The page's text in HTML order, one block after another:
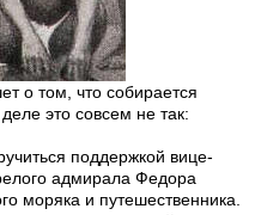
о том, что собирается
это совсем не так:
поддержкой вице-
адмирала Федора
моряка и путешественника.